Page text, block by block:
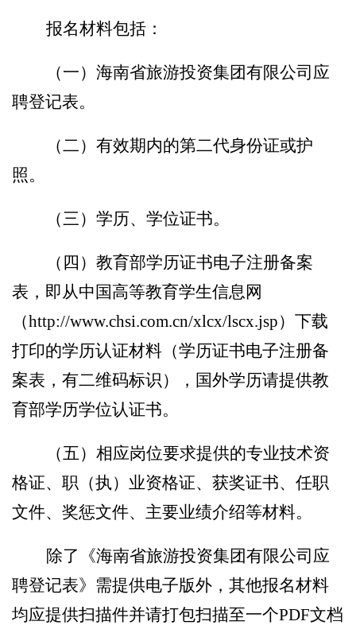
报名材料包括：
（一） 海南省旅游投资集团有限公司应
聘登记表。
（二） 有效期内的第二代身份证或护
照。
（三） 学历、 学位证书。
（四） 教育部学历证书电子注册备案
表，即从中国高等教育学生信息网
（http://www.chsi.com.cn/xlcx/lscx.jsp）下载
打印的学历认证材料（学历证书电子注册备
案表，有二维码标识）
， 国外学历请提供教
育部学历学位认证书。
（五） 相应岗位要求提供的专业技术资
格证、职 （执） 业资格证、获奖证书、任职
文件、奖惩文件、主要业绩介绍等材料。
除了《海南省旅游投资集团有限公司应
聘登记表》需提供电子版外，其他报名材料
均应提供扫描件并请打包扫描至一个PDF文档